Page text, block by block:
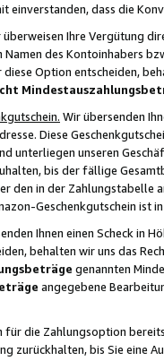
einverstanden, dass die
überweisen Ihre Vergütung
des Kontoinhabers
Option entscheiden,
Wir übersenden
Diese
unterliegen unseren
bis der fällige
den in der
Geschenkgutschein ist
Ihnen einen Scheck in
behalten wir uns das
genannten
angegebene
die Zahlungsoption
zurückhalten, bis Sie